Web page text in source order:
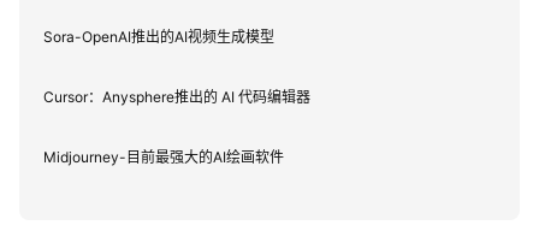
Sora-OpenAI推出的AI视频生成模型
Cursor：Anysphere推出的 AI 代码编辑器
Midjourney-目前最强大的AI绘画软件